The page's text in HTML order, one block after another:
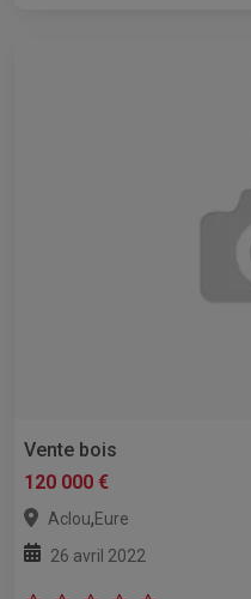
Vente bois
120 000 €
Aclou,Eure
26 avril 2022